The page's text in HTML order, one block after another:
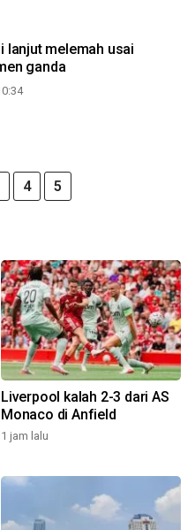
lanjut melemah usai
ganda
4 5
Liverpool kalah 2-3 dari AS
Monaco di Anfield
1 jam lalu